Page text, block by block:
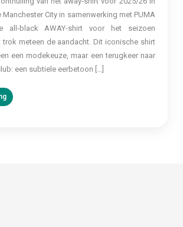
Manchester City in samenwerking met PUMA
all-black AWAY-shirt voor het seizoen
meteen de aandacht. Dit iconische shirt
een modekeuze, maar een terugkeer naar
een subtiele eerbetoon […]